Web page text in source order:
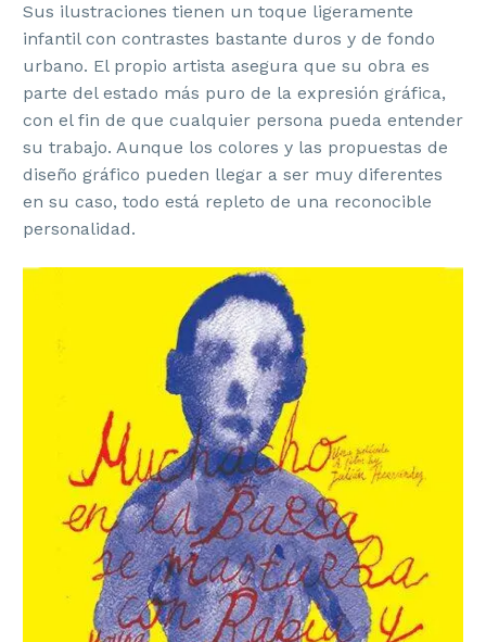
Sus ilustraciones tienen un toque ligeramente
infantilcon contrastes bastante duros y de fondo
urbano. El propio artista asegura que su obra es
parte del estado más puro de la expresión gráfica,
con el fin de que cualquier persona pueda entender
su trabajo. Aunque los colores y las propuestas de
diseño gráfico pueden llegar a ser muy diferentes
en su caso, todo está repleto de una reconocible
personalidad.